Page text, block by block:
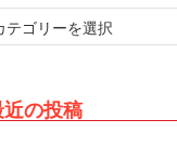
の投稿